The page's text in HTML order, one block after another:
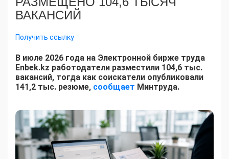
ВАКАНСИЙ
Получить ссылку
В июле 2026 года на Электронной бирже труда
Enbek.kz работодатели разместили 104,6 тыс.
вакансий, тогда как соискатели опубликовали
141,2 тыс. резюме, сообщает Минтруда.